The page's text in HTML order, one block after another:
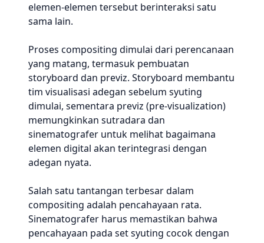
elemen-elemen tersebut berinteraksi satu
sama lain.
Proses compositing dimulai dari perencanaan
yang matang, termasuk pembuatan
storyboard dan previz. Storyboard membantu
tim visualisasi adegan sebelum syuting
dimulai, sementara previz (pre-visualization)
memungkinkan sutradara dan
sinematografer untuk melihat bagaimana
elemen digital akan terintegrasi dengan
adegan nyata.
Salah satu tantangan terbesar dalam
compositing adalah pencahayaan rata.
Sinematografer harus memastikan bahwa
pencahayaan pada set syuting cocok dengan